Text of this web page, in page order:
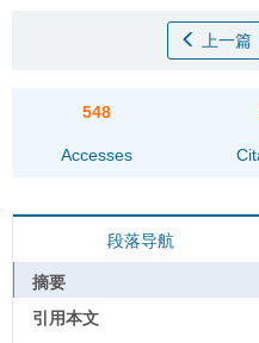
上一篇
548
Accesses
段落导航
摘要
引用本文